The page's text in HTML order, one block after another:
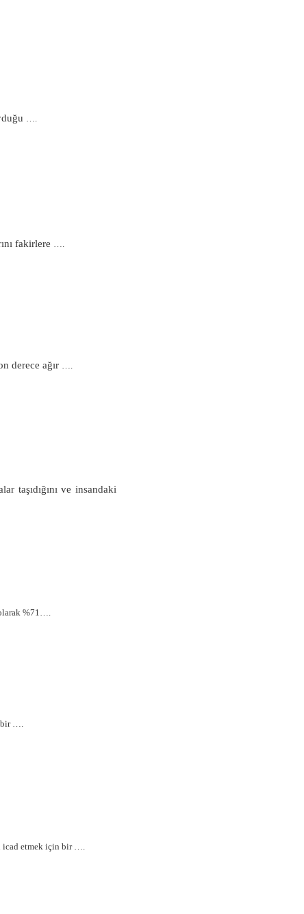
….
fakirlere ….
derece ağır ….
taşıdığını ve insandaki
%71….
bir ….
icad etmek için bir ….